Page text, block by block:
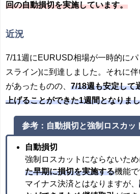
回の自動損切を実施しています。
近況
7/11週にEURUSD相場が一時的に
スライン)に到達しました。それに
があったものの、 7/18週も安定して
上げることができた1週間となりま
参考：自動損切と強制ロスカッ
自動損切
強制ロスカットにならないた
た早期に損切を実施する機能で
マイナス決済とはなりますが、